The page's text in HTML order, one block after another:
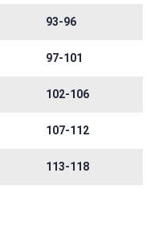
93-96
97-101
102-106
107-112
113-118